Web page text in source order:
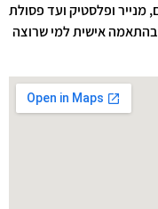
מנייר ופלסטיק ועד פסולת
בהתאמה אישית למי שרוצה